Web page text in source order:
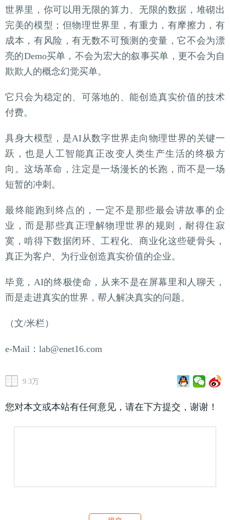
世界里，你可以用无限的算力、无限的数据，堆砌出
完美的模型；但物理世界里，有重力，有摩擦力，有
成本，有风险，有无数不可预测的变量，它不会为漂
亮的Demo买单，不会为宏大的叙事买单，更不会为自
欺欺人的概念幻觉买单。
它只会为稳定的、可落地的、能创造真实价值的技术
付费。
具身大模型，是AI从数字世界走向物理世界的关键一
跃，也是人工智能真正改变人类生产生活的终极方
向。这场革命，注定是一场漫长的长跑，而不是一场
短暂的冲刺。
最终能跑到终点的，一定不是那些最会讲故事的企
业，而是那些真正理解物理世界的规则，耐得住寂
寞，啃得下数据闭环、工程化、商业化这些硬骨头，
真正为客户、为行业创造真实价值的企业。
毕竟，AI的终极使命，从来不是在屏幕里和人聊天，
而是走进真实的世界，帮人解决真实的问题。
（文/米栏）
e-Mail：lab@enet16.com
9.3万
您对本文或本站有任何意见，请在下方提交，谢谢！